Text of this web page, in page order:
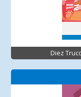
Diez